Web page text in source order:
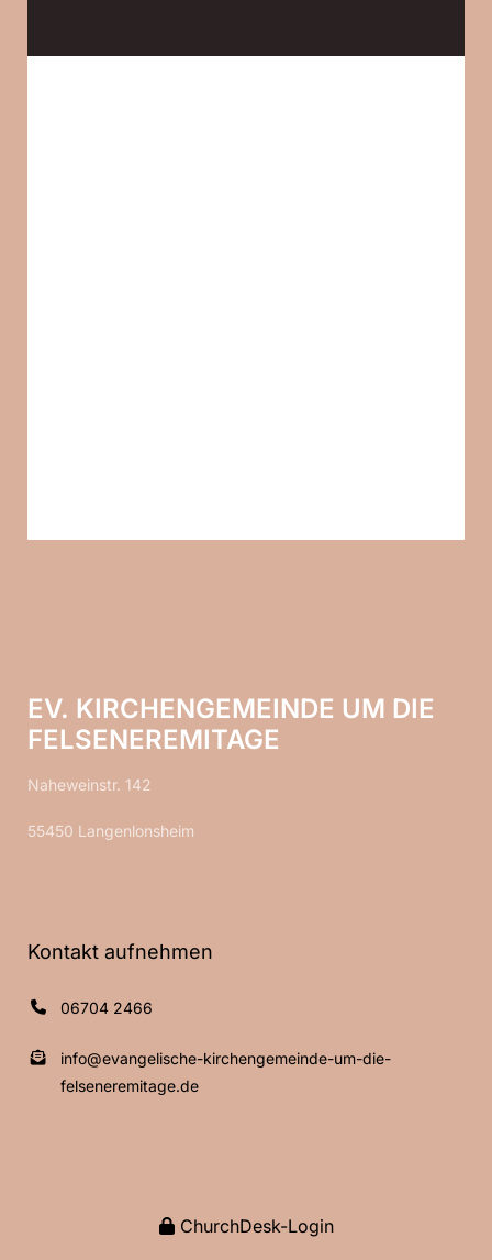
EV. KIRCHENGEMEINDE UM DIE
FELSENEREMITAGE
Naheweinstr. 142
55450 Langenlonsheim
Kontakt aufnehmen
06704 2466
info@evangelische-kirchengemeinde-um-die-
felseneremitage.de
ChurchDesk-Login